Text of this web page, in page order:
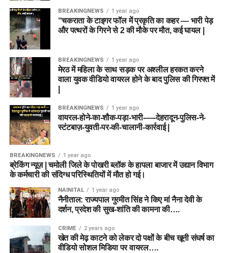
BREAKINGNEWS 1 year ago
“चकराता के टाइगर फॉल में प्रकृति का कहर — भारी पेड़
और पत्थरों के गिरने से 2 की मौके पर मौत, कई घायल |
BREAKINGNEWS 1 year ago
मेरठ में महिला के साथ सड़क पर अश्लील हरकत करने
वाला युवक वीडियो वायरल होने के बाद पुलिस की गिरफ्त में
BREAKINGNEWS 1 year ago
वायरल-होने-का-शौक-पड़ा-भारी-—-देहरादून-पुलिस-ने-
स्टंटबाज़-युवती-पर-की-चालानी-कार्रवाई |
BREAKINGNEWS 1 year ago
ब्रेकिंग न्यूज़ | चमोली जिले के पोखरी ब्लॉक के हापला बाजार में उद्यान विभाग
के कर्मचारी की संदिग्ध परिस्थितियों में मौत हो गई।
NAINITAL 1 year ago
नैनीताल: राज्यपाल गुरमीत सिंह ने किए मां नैना देवी के
दर्शन, प्रदेश की सुख-शांति की कामना की….
CRIME 2 years ago
खेत की मेढ़ काटने को लेकर दो पक्षों के बीच खूनी संघर्ष का
वीडियो सोशल मिडिया पर वायरल….